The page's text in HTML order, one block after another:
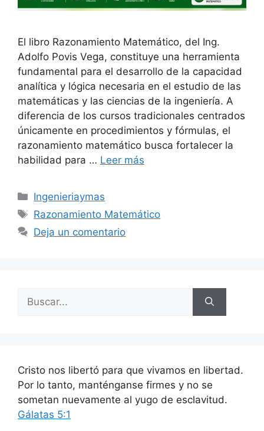
El libro Razonamiento Matemático, del Ing.
Adolfo Povis Vega, constituye una herramienta
fundamental para el desarrollo de la capacidad
analítica y lógica necesaria en el estudio de las
matemáticas y las ciencias de la ingeniería. A
diferencia de los cursos tradicionales centrados
únicamente en procedimientos y fórmulas, el
razonamiento matemático busca fortalecer la
habilidad para … Leer más
Categorías
Ingenieriaymas
Etiquetas
Razonamiento Matemático
Deja un comentario
Cristo nos libertó para que vivamos en libertad.
Por lo tanto, manténganse firmes y no se
sometan nuevamente al yugo de esclavitud.
Gálatas 5:1